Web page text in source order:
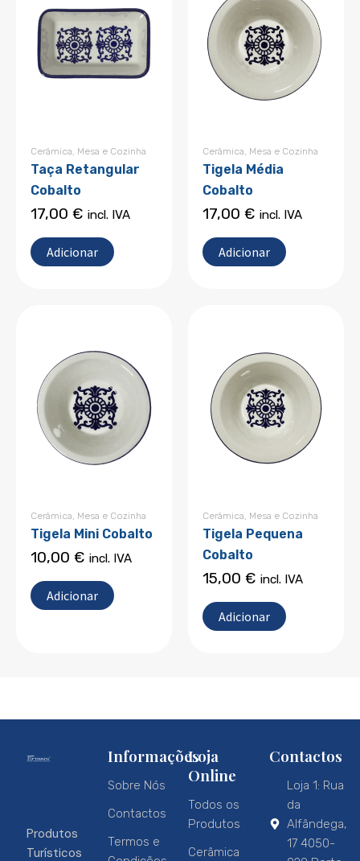
Cerâmica, Mesa e Cozinha
Taça Retangular
Cobalto
17,00 € incl. IVA
Adicionar
Cerâmica, Mesa e Cozinha
Tigela Média
Cobalto
17,00 € incl. IVA
Adicionar
Cerâmica Mesa e Cozinha
Tigela Mini Cobalto
10,00 € incl. IVA
Adicionar
Cerâmica Mesa e Cozinha
Tigela Pequena
Cobalto
15,00 € incl. IVA
Adicionar
Produtos
Turísticos
Informações
Sobre Nós
Contactos
Termos e
Loja
Online
Todos os
Produtos
Cerâmica
Contactos
Loja 1: Rua
da
Alfândega,
17 4050-